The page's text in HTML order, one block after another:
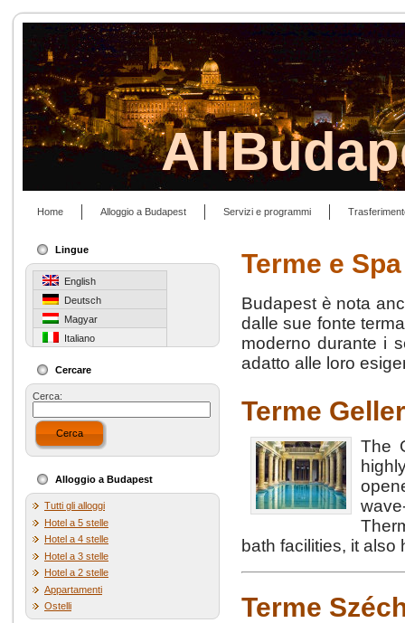
Home Alloggio a Budapest Servizi e programmi
Lingue
English
Deutsch
Magyar
Italiano
Cercare
Cerca:
Cerca
Alloggio a Budapest
Tutti gli alloggi
Hotel a 5 stelle
Hotel a 4 stelle
Hotel a 3 stelle
Hotel a 2 stelle
Appartamenti
Ostelli
Terme e Spa
Budapest è nota
dalle sue fonte
moderno durante i
adatto alle loro
Terme
The
bath facilities, it also
Terme